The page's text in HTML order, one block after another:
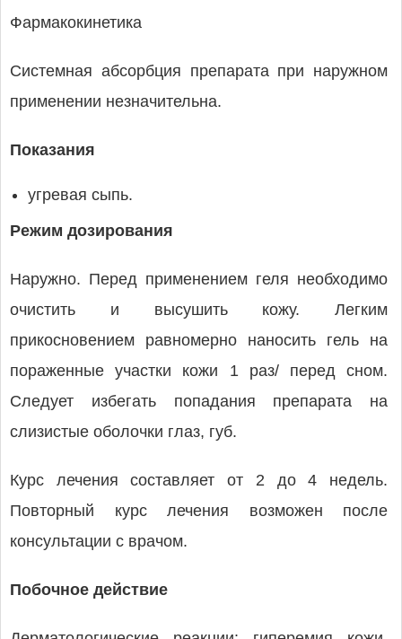
Фармакокинетика
Системная абсорбция препарата при наружном
применении незначительна.
Показания
угревая сыпь.
Режим дозирования
Наружно. Перед применением геля необходимо
очистить и высушить кожу. Легким
прикосновением равномерно наносить гель на
пораженные участки кожи 1 раз/ перед сном.
Следует избегать попадания препарата на
слизистые оболочки глаз, губ.
Курс лечения составляет от 2 до 4 недель.
Повторный курс лечения возможен после
консультации с врачом.
Побочное действие